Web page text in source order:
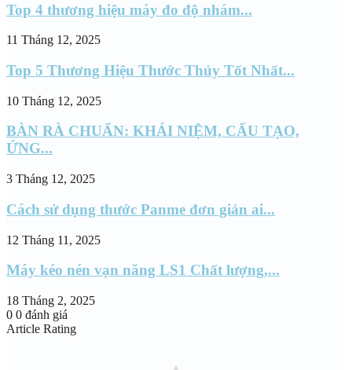
Top 4 thương hiệu máy đo độ nhám...
11 Tháng 12, 2025
Top 5 Thương Hiệu Thước Thủy Tốt Nhất...
10 Tháng 12, 2025
BÀN RÀ CHUẨN: KHÁI NIỆM, CẤU TẠO,
ỨNG...
3 Tháng 12, 2025
Cách sử dụng thước Panme đơn giản ai...
12 Tháng 11, 2025
Máy kéo nén vạn năng LS1 Chất lượng,...
18 Tháng 2, 2025
0 0 đánh giá
Article Rating